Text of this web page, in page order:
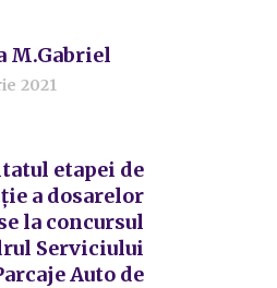
M.Gabriel
2021
etapei de
a dosarelor
la concursul
Serviciului
Auto de